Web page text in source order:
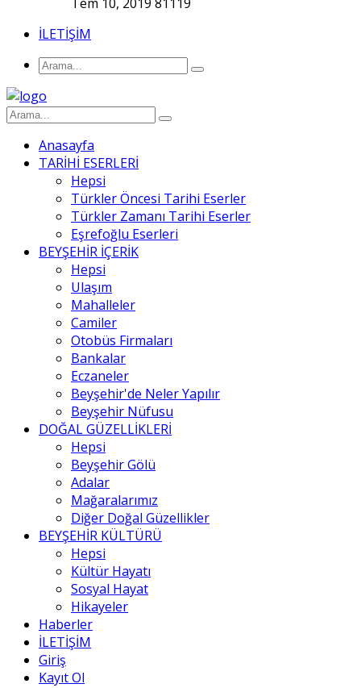
Tem 10, 2019 81119
İLETİŞİM
Anasayfa
TARİHİ ESERLERİ
Hepsi
Türkler Öncesi Tarihi Eserler
Türkler Zamanı Tarihi Eserler
Eşrefoğlu Eserleri
BEYŞEHİR İÇERİK
Hepsi
Ulaşım
Mahalleler
Camiler
Otobüs Firmaları
Bankalar
Eczaneler
Beyşehir'de Neler Yapılır
Beyşehir Nüfusu
DOĞAL GÜZELLİKLERİ
Hepsi
Beyşehir Gölü
Adalar
Mağaralarımız
Diğer Doğal Güzellikler
BEYŞEHİR KÜLTÜRÜ
Hepsi
Kültür Hayatı
Sosyal Hayat
Hikayeler
Haberler
İLETİŞİM
Giriş
Kayıt Ol